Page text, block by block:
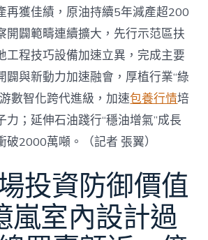
再獲佳績，原油持續5年減產超200
開闢範疇連續擴大，先行示范區扶
工程技巧設備加速立異，完成主要
闢與新動力加速融會，厚植行業“綠
數智化跨代進級，加速包養行情培
力；延伸石油踐行“穩油增氣”成長
2000萬噸。（記者 張翼）
投資防御價值
嵐室內設計過